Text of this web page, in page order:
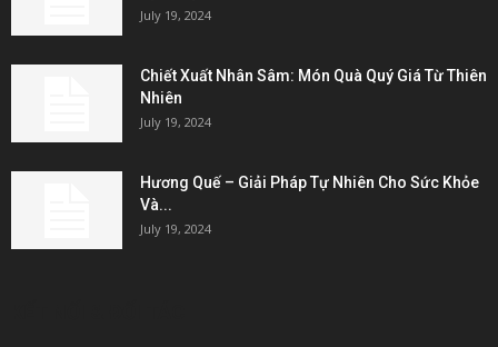
July 19, 2024
Chiết Xuất Nhân Sâm: Món Quà Quý Giá Từ Thiên
Nhiên
July 19, 2024
Hương Quế – Giải Pháp Tự Nhiên Cho Sức Khỏe
Và...
July 19, 2024